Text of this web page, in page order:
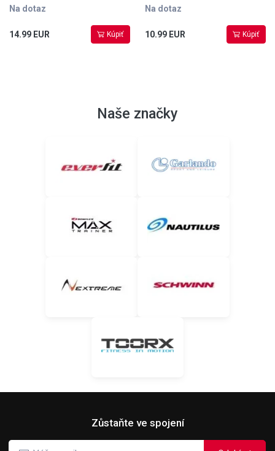
Na dotaz
14.99 EUR Kúpiť
Na dotaz
10.99 EUR Kúpiť
Naše značky
Zůstaňte ve spojení